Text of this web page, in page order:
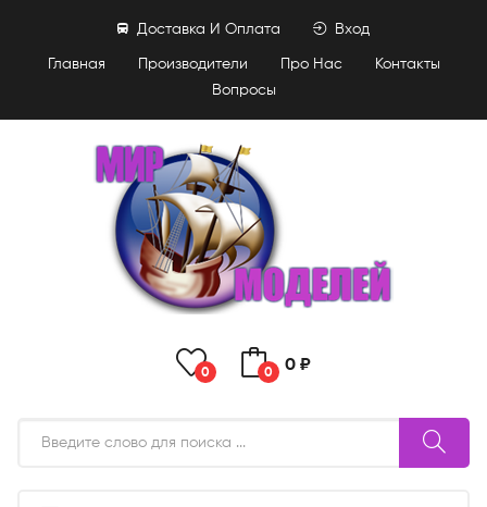
Главная Производители Про Нас
Контакты
Вопросы
Доставка И Оплата Вход
0 0 0 ₽